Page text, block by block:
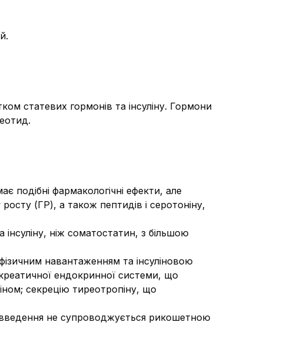
статевих гормонів та інсуліну. Гормони
подібні фармакологічні ефекти, але
(ГР), а також пептидів і серотоніну,
ніж соматостатин, з більшою
навантаженням та інсуліновою
ендокринної системи, що
секрецію тиреотропіну, що
введення не супроводжується рикошетною